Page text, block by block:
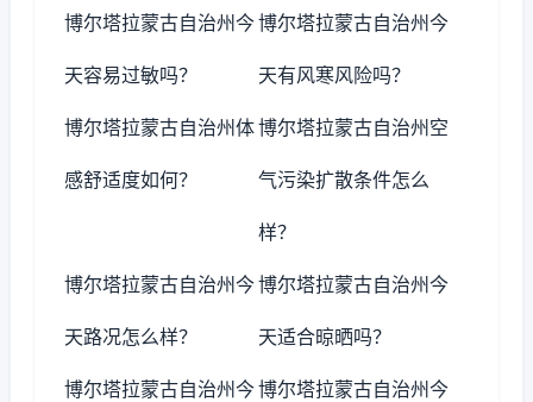
博尔塔拉蒙古自治州今
天容易过敏吗？
博尔塔拉蒙古自治州今
天有风寒风险吗？
博尔塔拉蒙古自治州体
感舒适度如何？
博尔塔拉蒙古自治州空
气污染扩散条件怎么
样？
博尔塔拉蒙古自治州今
天路况怎么样？
博尔塔拉蒙古自治州今
天适合晾晒吗？
博尔塔拉蒙古自治州今博尔塔拉蒙古自治州今